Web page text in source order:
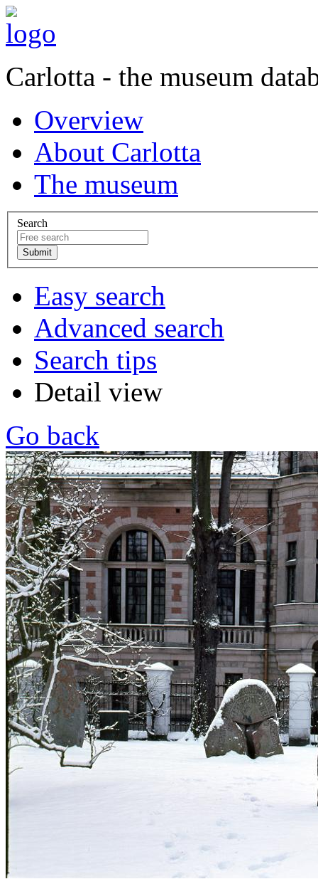
Carlotta - the museum
Overview
About Carlotta
The museum
Search
Easy search
Advanced search
Search tips
Detail view
Go back